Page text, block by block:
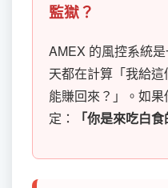
監獄？
AMEX 的風控系統
天都在計算「我給
能賺回來？」。如
定：
「你是來吃白